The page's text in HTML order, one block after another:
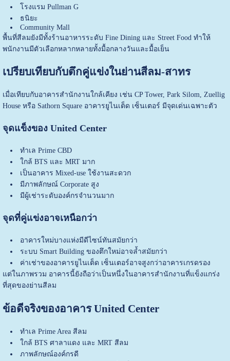
โรงแรม Pullman G
ธนิยะ
Community Mall
พื้นที่สีลมยังมีทั้งร้านอาหารระดับ Fine Dining และ Street Food ทำให้
พนักงานมีตัวเลือกหลากหลายทั้งมื้อกลางวันและมื้อเย็น
เปรียบเทียบกับตึกคู่แข่งในย่านสีลม-สาทร
เมื่อเทียบกับอาคารสำนักงานใกล้เคียง เช่น CP Tower, Park Silom, Zuellig
House หรือ Sathorn Square อาคารยูไนเต็ด เซ็นเตอร์ มีจุดเด่นเฉพาะตัว
จุดแข็งของ United Center
ทำเล Prime CBD
ใกล้ BTS และ MRT มาก
เป็นอาคาร Mixed-use ใช้งานสะดวก
มีภาพลักษณ์ Corporate สูง
มีผู้เช่าระดับองค์กรจำนวนมาก
จุดที่คู่แข่งอาจเหนือกว่า
อาคารใหม่บางแห่งมีดีไซน์ทันสมัยกว่า
ระบบ Smart Building ของตึกใหม่อาจล้ำสมัยกว่า
ค่าเช่าของอาคารยูไนเต็ด เซ็นเตอร์อาจสูงกว่าอาคารเกรดรอง
แต่ในภาพรวม อาคารนี้ยังถือว่าเป็นหนึ่งในอาคารสำนักงานที่แข็งแกร่ง
ที่สุดของย่านสีลม
ข้อดีจริงของอาคาร United Center
ทำเล Prime Area สีลม
ใกล้ BTS ศาลาแดง และ MRT สีลม
ภาพลักษณ์องค์กรดี